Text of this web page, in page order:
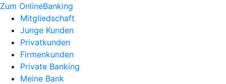
Zum OnlineBanking
Mitgliedschaft
Junge Kunden
Privatkunden
Firmenkunden
Private Banking
Meine Bank